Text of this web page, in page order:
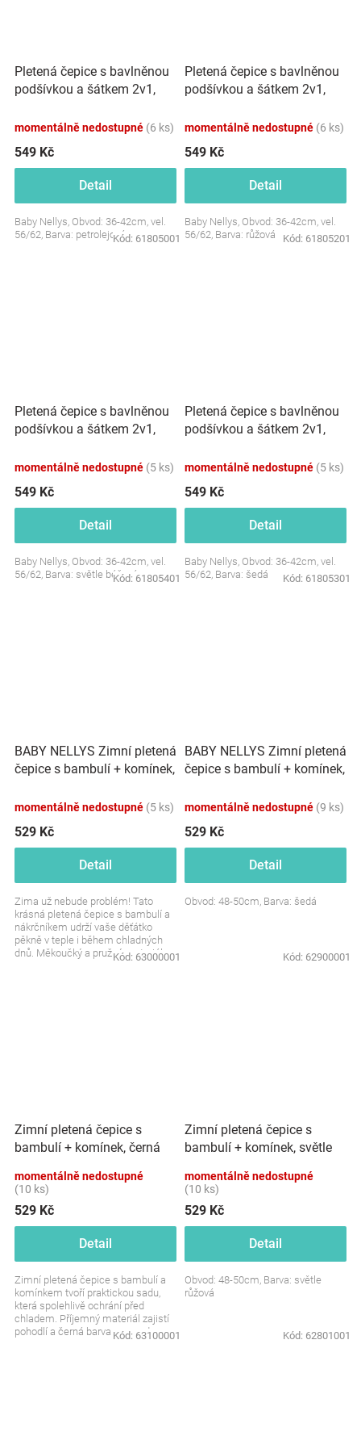
Pletená čepice s bavlněnou
podšívkou a šátkem 2v1,
petrolejová
momentálně nedostupné (6 ks)
549 Kč
Detail
Baby Nellys, Obvod: 36-42cm, vel.
56/62, Barva: petrolejováKód: 61805001
Pletená čepice s bavlněnou
podšívkou a šátkem 2v1,
momentálně nedostupné (6 ks)
549 Kč
Detail
Baby Nellys, Obvod: 36-42cm, vel.
56/62, Barva: růžová
Kód: 61805201
Pletená čepice s bavlněnou
podšívkou a šátkem 2v1,
béžová
momentálně nedostupné (5 ks)
549 Kč
Detail
Baby Nellys, Obvod: 36-42cm, vel.
56/62, Barva: světle béžová
Kód: 61805401
Pletená čepice s bavlněnou
podšívkou a šátkem 2v1,
momentálně nedostupné (5 ks)
549 Kč
Detail
Baby Nellys, Obvod: 36-42cm, vel.
56/62, Barva: šedá
Kód: 61805301
BABY NELLYS Zimní pletená
čepice s bambulí + komínek,
momentálně nedostupné (5 ks)
529 Kč
Detail
Zima už nebude problém! Tato
krásná pletená čepice s bambulí a
nákrčníkem udrží vaše děťátko
pěkně v teple i během chladných
dnů. Měkoučký a pružný materiál se
Kód: 63000001
BABY NELLYS Zimní pletená
čepice s bambulí + komínek,
momentálně nedostupné (9 ks)
529 Kč
Detail
Obvod: 48-50cm, Barva: šedá
Kód: 62900001
Zimní pletená čepice s
bambulí + komínek, černá
momentálně nedostupné
(10 ks)
529 Kč
Detail
Zimní pletená čepice s bambulí a
komínkem tvoří praktickou sadu,
která spolehlivě ochrání před
chladem. Příjemný materiál zajistí
pohodlí a černá barva se snadno
Kód: 63100001
Zimní pletená čepice s
bambulí + komínek, světle
momentálně nedostupné
(10 ks)
529 Kč
Detail
Obvod: 48-50cm, Barva: světle
růžová
Kód: 62801001